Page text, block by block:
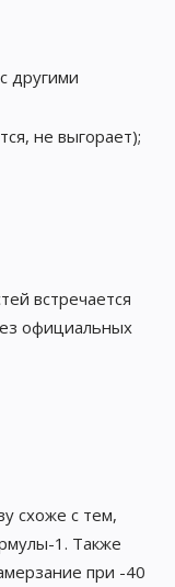
другими
не выгорает);
встречается
официальных
схоже с тем,
1. Также
при -40